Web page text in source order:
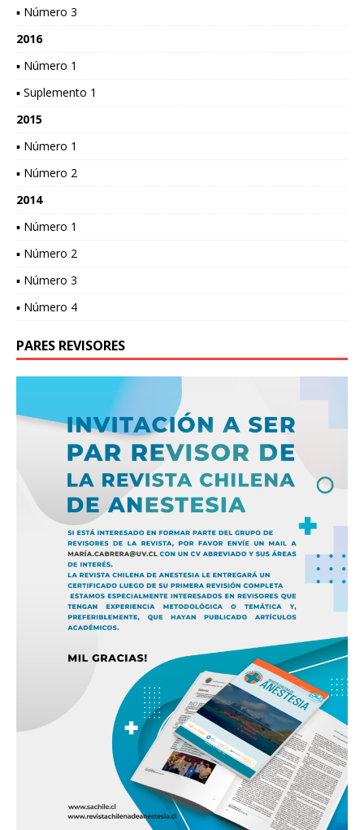
▪ Número 3
2016
▪ Número 1
▪ Suplemento 1
2015
▪ Número 1
▪ Número 2
2014
▪ Número 1
▪ Número 2
▪ Número 3
▪ Número 4
PARES REVISORES